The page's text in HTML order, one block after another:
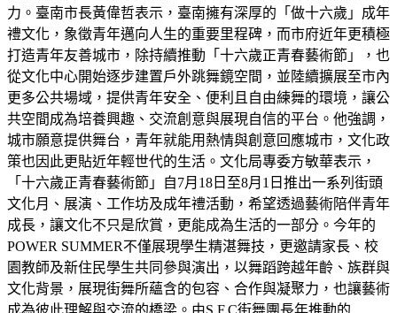
力。臺南市長黃偉哲表示，臺南擁有深厚的「做十六歲」成年
禮文化，象徵青年邁向人生的重要里程碑，而市府近年更積極
打造青年友善城市，除持續推動「十六歲正青春藝術節」，也
從文化中心開始逐步建置戶外跳舞鏡空間，並陸續擴展至市內
更多公共場域，提供青年安全、便利且自由練舞的環境，讓公
共空間成為培養興趣、交流創意與展現自信的平台。他強調，
城市願意提供舞台，青年就能用熱情與創意回應城市，文化政
策也因此更貼近年輕世代的生活。文化局專委方敏華表示，
「十六歲正青春藝術節」自7月18日至8月1日推出一系列街頭
文化月、展演、工作坊及成年禮活動，希望透過藝術陪伴青年
成長，讓文化不只是欣賞，更能成為生活的一部分。今年的
POWER SUMMER不僅展現學生精湛舞技，更邀請家長、校
園教師及新住民學生共同參與演出，以舞蹈跨越年齡、族群與
文化背景，展現街舞所蘊含的包容、合作與凝聚力，也讓藝術
成為彼此理解與交流的橋梁。由S.F.C街舞團長年推動的